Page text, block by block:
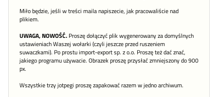
Miło będzie, jeśli w treści maila napiszecie, jak pracowaliście nad
plikiem.
UWAGA, NOWOŚĆ. Proszę dołączyć plik wygenerowany za domyślnych
ustawieniach Waszej wołarki (czyli jeszcze przed ruszeniem
suwaczkami). Po prostu import-export sp. z o.o. Proszę też dać znać,
jakiego programu używacie. Obrazek proszę przysłać zmniejszony do 900
px.
Wszystkie trzy jotpegi proszę zapakować razem w jedno archiwum.